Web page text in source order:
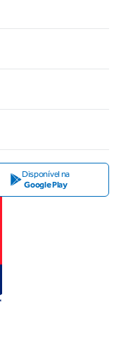
Disponível na
Google Play